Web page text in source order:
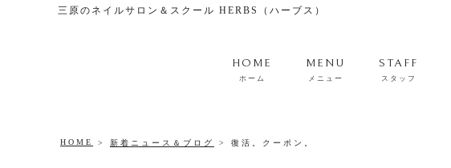
三原のネイルサロン＆スクール HERBS（ハーブス）
HOME
ホーム
MENU
メニュー
STAFF
スタッフ
HOME 新着ニュース＆ブログ 復活。クーポン。